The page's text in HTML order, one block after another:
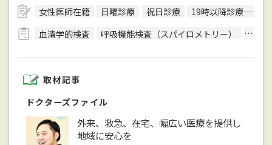
女性医師在籍 日曜診療 祝日診療 19時以降診療可
血清学的検査
呼吸機能検査（スパイロメトリー） 骨密
取材記事
ドクターズファイル
外来、救急、在宅、幅広い医療を提供し
地域に安心を